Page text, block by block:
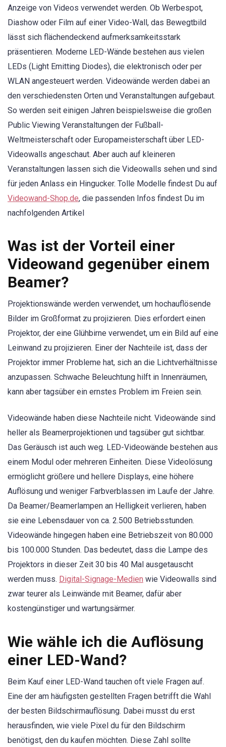
Anzeige von Videos verwendet werden. Ob Werbespot,
Diashow oder Film auf einer Video-Wall, das Bewegtbild
lässt sich flächendeckend aufmerksamkeitsstark
präsentieren. Moderne LED-Wände bestehen aus vielen
LEDs (Light Emitting Diodes), die elektronisch oder per
WLAN angesteuert werden. Videowände werden dabei an
den verschiedensten Orten und Veranstaltungen aufgebaut.
So werden seit einigen Jahren beispielsweise die großen
Public Viewing Veranstaltungen der Fußball-
Weltmeisterschaft oder Europameisterschaft über LED-
Videowalls angeschaut. Aber auch auf kleineren
Veranstaltungen lassen sich die Videowalls sehen und sind
für jeden Anlass ein Hingucker. Tolle Modelle findest Du auf
Videowand-Shop.de, die passenden Infos findest Du im
nachfolgenden Artikel
Was ist der Vorteil einer
Videowand gegenüber einem
Beamer?
Projektionswände werden verwendet, um hochauflösende
Bilder im Großformat zu projizieren. Dies erfordert einen
Projektor, der eine Glühbirne verwendet, um ein Bild auf eine
Leinwand zu projizieren. Einer der Nachteile ist, dass der
Projektor immer Probleme hat, sich an die Lichtverhältnisse
anzupassen. Schwache Beleuchtung hilft in Innenräumen,
kann aber tagsüber ein ernstes Problem im Freien sein.
Videowände haben diese Nachteile nicht. Videowände sind
heller als Beamerprojektionen und tagsüber gut sichtbar.
Das Geräusch ist auch weg. LED-Videowände bestehen aus
einem Modul oder mehreren Einheiten. Diese Videolösung
ermöglicht größere und hellere Displays, eine höhere
Auflösung und weniger Farbverblassen im Laufe der Jahre.
Da Beamer/Beamerlampen an Helligkeit verlieren, haben
sie eine Lebensdauer von ca. 2.500 Betriebsstunden.
Videowände hingegen haben eine Betriebszeit von 80.000
bis 100.000 Stunden. Das bedeutet, dass die Lampe des
Projektors in dieser Zeit 30 bis 40 Mal ausgetauscht
werden muss. Digital-Signage-Medien wie Videowalls sind
zwar teurer als Leinwände mit Beamer, dafür aber
kostengünstiger und wartungsärmer.
Wie wähle ich die Auflösung
einer LED-Wand?
Beim Kauf einer LED-Wand tauchen oft viele Fragen auf.
Eine der am häufigsten gestellten Fragen betrifft die Wahl
der besten Bildschirmauflösung. Dabei musst du erst
herausfinden, wie viele Pixel du für den Bildschirm
benötigst, den du kaufen möchten. Diese Zahl sollte